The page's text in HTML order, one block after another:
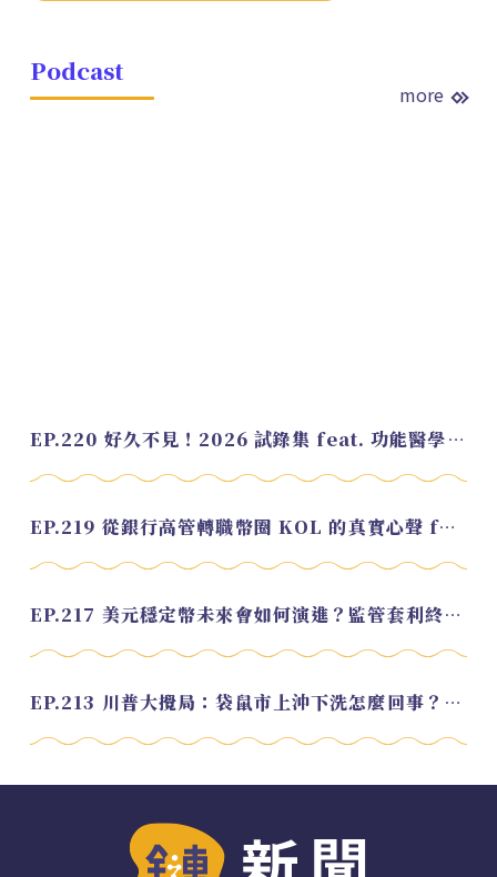
Podcast
more
EP.220 好久不見！2026 試錄集 feat. 功能醫學營養師 美寶
EP.219 從銀行高管轉職幣圈 KOL 的真實心聲 feat.龜大
EP.217 美元穩定幣未來會如何演進？監管套利終將收斂？feat. 研究員 余哲安
EP.213 川普大攪局：袋鼠市上沖下洗怎麼回事？feat. Alvin